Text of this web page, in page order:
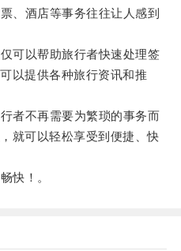
酒店等事务往往让人感到
以帮助旅行者快速处理签
以提供各种旅行资讯和推
不再需要为繁琐的事务而
就可以轻松享受到便捷、快
快！。